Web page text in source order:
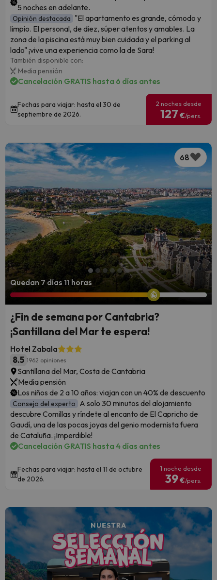
5 noches en adelante.
Opinión destacada "El apartamento es grande, cómodo y
limpio. El personal, de diez, súper atentos y amables. La
zona de la piscina está muy bien cuidada y el parking al
lado" ¡vive una experiencia como la de Sara!
También disponible con:
Media pensión
Cancelación GRATIS hasta 6 días antes
Fechas para viajar: hasta el 30 de
septiembre de 2026.
2 noches desde
127 €/pers.
68
Quedan 7 días 11 horas
¿Fin de semana por Cantabria?
¡Santillana del Mar te espera!
Hotel Zabala
8.5 1962 opiniones
Santillana del Mar, Costa de Cantabria
Media pensión
Los niños de 2 a 10 años: viajan con un 40% de descuento
Consejo del experto A solo 30 minutos del alojamiento
descubre Comillas y ríndete al encanto de El Capricho de
Gaudí, una de las pocas joyas del genio modernista fuera
de Cataluña. ¡Imperdible!
Cancelación GRATIS hasta 4 días antes
Fechas para viajar: hasta el 11 de octubre
de 2026.
1 noche desde
39€/pers.